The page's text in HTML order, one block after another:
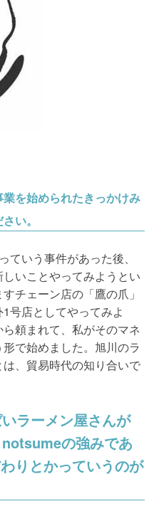
を始められたきっかけみ
い。
いう事件があった後、
いことやってみようとい
チェーン店の「鷹の爪」
号店としてやってみよ
頼まれて、私がそのマネ
で始めました。旭川のラ
、貿易時代の知り合いで
ラーメン屋さんが
の強みであ
りとかっていうのが